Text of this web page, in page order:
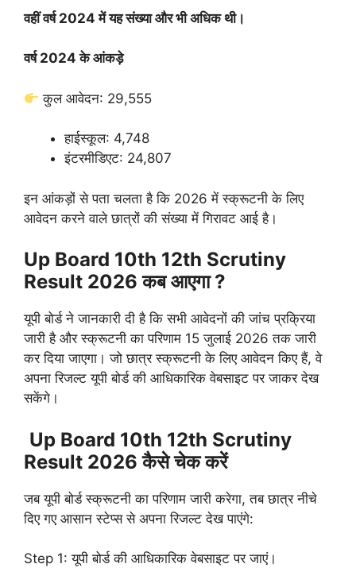
वहीं वर्ष 2024 में यह संख्या और भी अधिक थी।
वर्ष 2024 के आंकड़े
कुल आवेदन: 29,555
हाईस्कूल: 4,748
इंटरमीडिएट: 24,807
इन आंकड़ों से पता चलता है कि 2026 में स्क्रूटनी के लिए
आवेदन करने वाले छात्रों की संख्या में गिरावट आई है।
Up Board 10th 12th Scrutiny
Result 2026 कब आएगा ?
यूपी बोर्ड ने जानकारी दी है कि सभी आवेदनों की जांच प्रक्रिया
जारी है और स्क्रूटनी का परिणाम 15 जुलाई 2026 तक जारी
कर दिया जाएगा। जो छात्र स्क्रूटनी के लिए आवेदन किए हैं, वे
अपना रिजल्ट यूपी बोर्ड की आधिकारिक वेबसाइट पर जाकर देख
सकेंगे।
Up Board 10th 12th Scrutiny
Result 2026 कैसे चेक करें
जब यूपी बोर्ड स्क्रूटनी का परिणाम जारी करेगा, तब छात्र नीचे
दिए गए आसान स्टेप्स से अपना रिजल्ट देख पाएंगे:
Step 1: यूपी बोर्ड की आधिकारिक वेबसाइट पर जाएं।